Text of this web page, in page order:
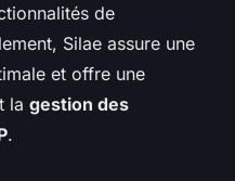
de
Silae assure une
et offre une
la gestion des
.